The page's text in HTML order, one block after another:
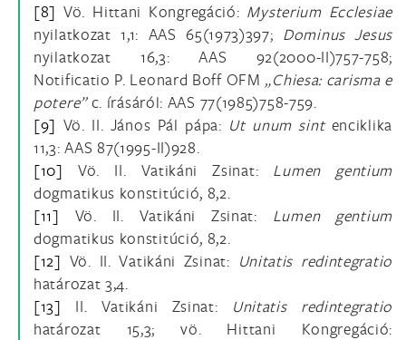
[8] Vö. Hittani Kongregáció: Mysterium Ecclesiae
nyilatkozat 1,1: AAS 65(1973)397; Dominus Jesus
nyilatkozat 16,3: AAS 92(2000-II)757-758;
Notificatio P. Leonard Boff OFM „Chiesa: carisma e
potere”c. írásáról: AAS 77(1985)758-759.
[9] Vö. II. János Pál pápa: Ut unum sintenciklika
11,3: AAS 87(1995-II)928.
[10] Vö. II. Vatikáni Zsinat: Lumen gentium
dogmatikus konstitúció, 8,2.
[11] Vö. II. Vatikáni Zsinat: Lumen gentium
dogmatikus konstitúció, 8,2.
[12] Vö. II. Vatikáni Zsinat: Unitatis redintegratio
határozat 3,4.
[13] II. Vatikáni Zsinat: Unitatis redintegratio
határozat 15,3; vö. Hittani Kongregáció: